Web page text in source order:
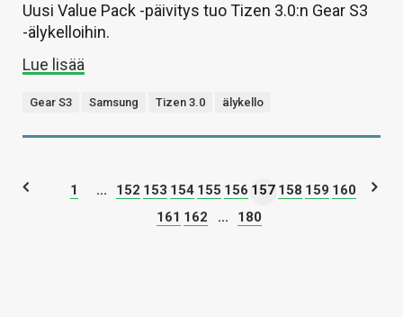
Uusi Value Pack -päivitys tuo Tizen 3.0:n Gear S3
-älykelloihin.
Lue lisää
Gear S3 Samsung Tizen 3.0 älykello
1 ... 152 153 154 155 156 157 158 159 160
161 162 ... 180